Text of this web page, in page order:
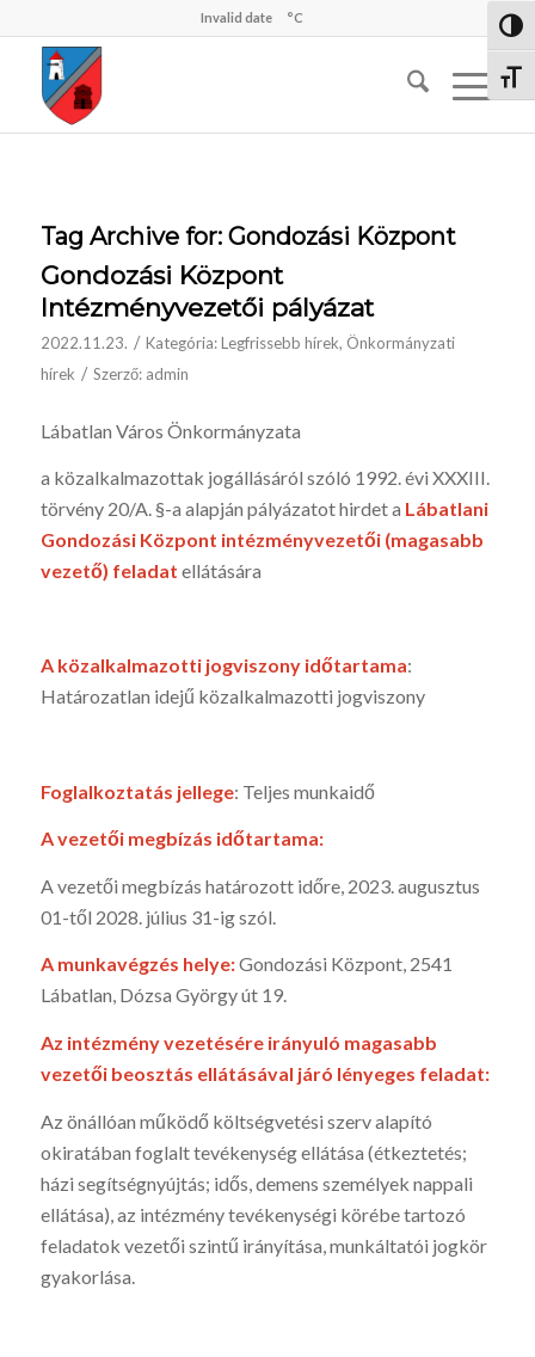
Invalid date °C
Tag Archive for: Gondozási Központ
Gondozási Központ
Intézményvezetői pályázat
2022.11.23. / Kategória:Legfrissebb hírek, Önkormányzati
hírek / Szerző: admin
Lábatlan Város Önkormányzata
a közalkalmazottak jogállásáról szóló 1992. évi XXXIII.
törvény 20/A. §-a alapján pályázatot hirdet a Lábatlani
Gondozási Központ intézményvezetői (magasabb
vezető) feladat ellátására
A közalkalmazotti jogviszony időtartama:
Határozatlan idejű közalkalmazotti jogviszony
Foglalkoztatás jellege: Teljes munkaidő
A vezetői megbízás időtartama:
A vezetői megbízás határozott időre, 2023. augusztus
01-től 2028. július 31-ig szól.
A munkavégzés helye:Gondozási Központ, 2541
Lábatlan, Dózsa György út 19.
Az intézmény vezetésére irányuló magasabb
vezetői beosztás ellátásával járó lényeges feladat:
Az önállóan működő költségvetési szerv alapító
okiratában foglalt tevékenység ellátása (étkeztetés;
házi segítségnyújtás; idős, demens személyek nappali
ellátása), az intézmény tevékenységi körébe tartozó
feladatok vezetői szintű irányítása, munkáltatói jogkör
gyakorlása.